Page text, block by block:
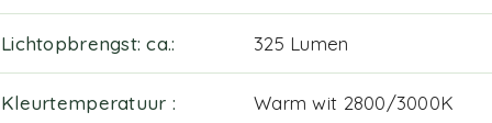
Lichtopbrengst: ca. 325 Lumen
Kleurtemperatuur Warm wit 2800/3000K